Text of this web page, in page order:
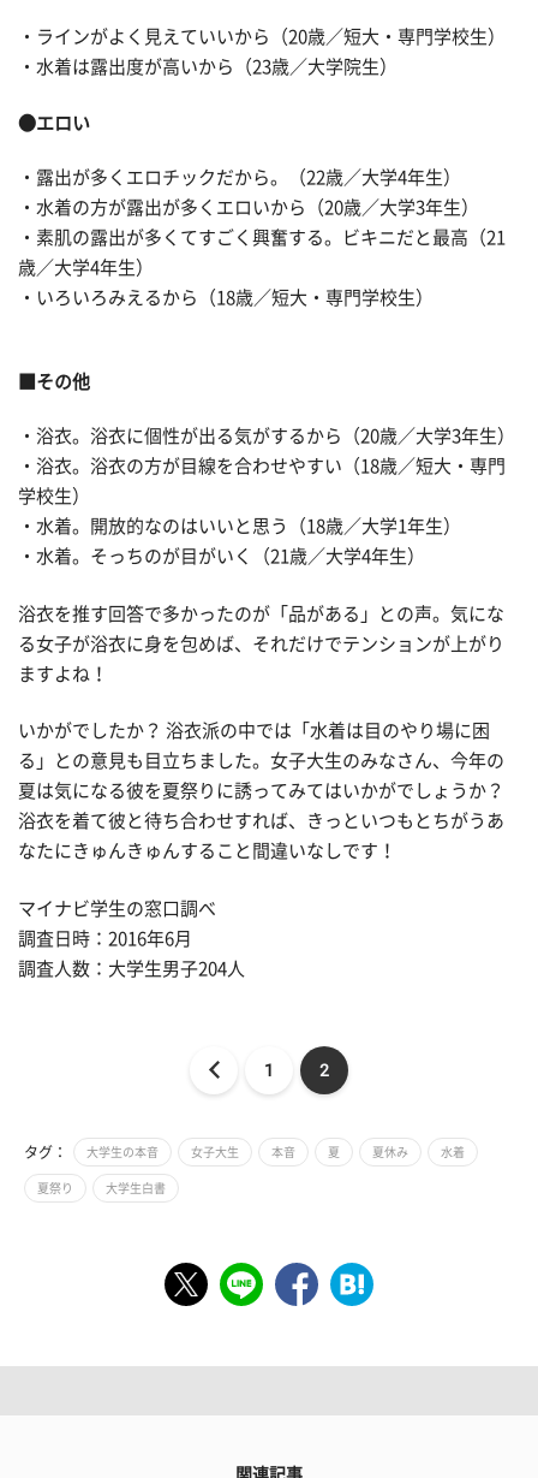
・ラインがよく見えていいから（20歳／短大・専門学校生）
・水着は露出度が高いから（23歳／大学院生）
●エロい
・露出が多くエロチックだから。（22歳／大学4年生）
・水着の方が露出が多くエロいから（20歳／大学3年生）
・素肌の露出が多くてすごく興奮する。ビキニだと最高（21
歳／大学4年生）
・いろいろみえるから（18歳／短大・専門学校生）
■その他
・浴衣。浴衣に個性が出る気がするから（20歳／大学3年生）
・浴衣。浴衣の方が目線を合わせやすい（18歳／短大・専門
学校生）
・水着。開放的なのはいいと思う（18歳／大学1年生）
・水着。そっちのが目がいく（21歳／大学4年生）
浴衣を推す回答で多かったのが「品がある」との声。気にな
る女子が浴衣に身を包めば、それだけでテンションが上がり
ますよね！
いかがでしたか？ 浴衣派の中では「水着は目のやり場に困
る」との意見も目立ちました。女子大生のみなさん、今年の
夏は気になる彼を夏祭りに誘ってみてはいかがでしょうか？
浴衣を着て彼と待ち合わせすれば、きっといつもとちがうあ
なたにきゅんきゅんすること間違いなしです！
マイナビ学生の窓口調べ
調査日時：2016年6月
調査人数：大学生男子204人
1 2
タグ： 大学生の本音 女子大生 本音 夏 夏休み 水着
夏祭り 大学生白書
関連記事